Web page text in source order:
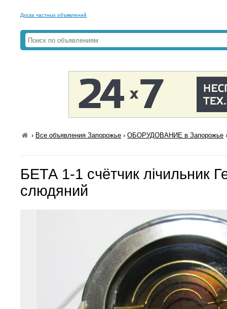
Доска частных объявлений
› Все объявления Запорожье ›ОБОРУДОВАНИЕ в Запорожье
БЕТА 1-1 счётчик лічильник
слюдяний